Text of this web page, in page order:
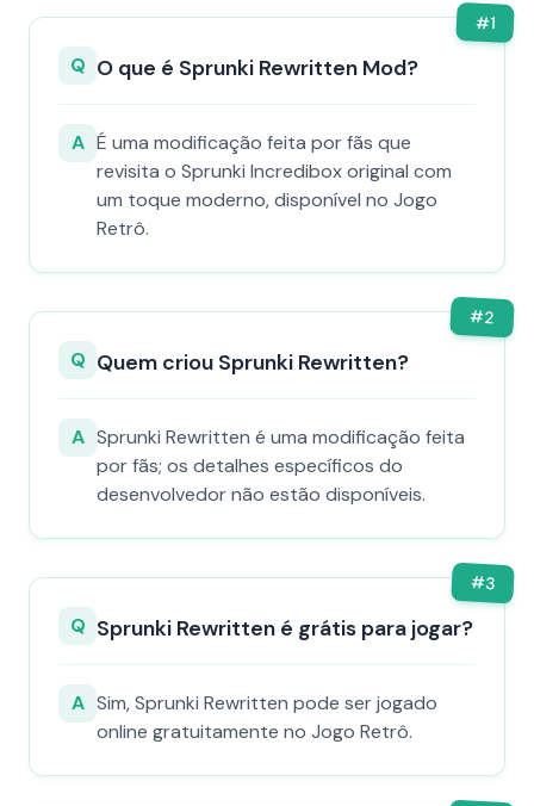
#1
Q O que é Sprunki Rewritten Mod?
A É uma modificação feita por fãs que
revisita o Sprunki Incredibox original com
um toque moderno, disponível no Jogo
Retrô.
#2
Q Quem criou Sprunki Rewritten?
A Sprunki Rewritten é uma modificação feita
por fãs; os detalhes específicos do
desenvolvedor não estão disponíveis.
#3
Q Sprunki Rewritten é grátis para jogar?
A Sim, Sprunki Rewritten pode ser jogado
online gratuitamente no Jogo Retrô.